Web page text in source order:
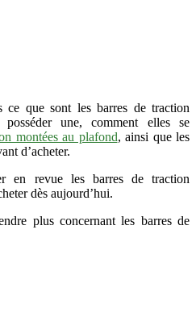
ce que sont les barres de traction
posséder une, comment elles se
montées au plafond, ainsi que les
d’acheter.
en revue les barres de traction
dès aujourd’hui.
plus concernant les barres de